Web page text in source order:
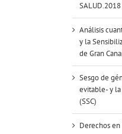
SALUD.2018
Análisis
y la
de Gran
Sesgo de
evitable- y
(SSC)
Derechos en